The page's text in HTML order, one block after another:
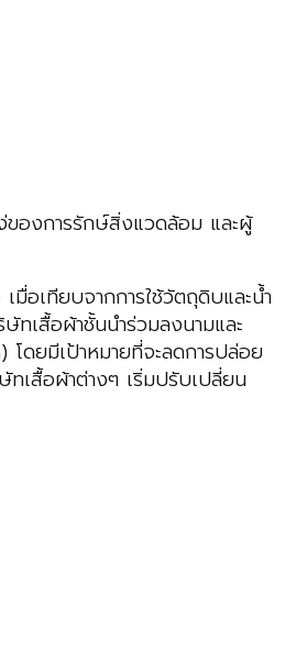
ของการรักษ์สิ่งแวดล้อม และผู้
อเทียบจากการใช้วัตถุดิบและน้ำ
เสื้อผ้าชั้นนำร่วมลงนามและ
ยมีเป้าหมายที่จะลดการปล่อย
เสื้อผ้าต่างๆ เริ่มปรับเปลี่ยน